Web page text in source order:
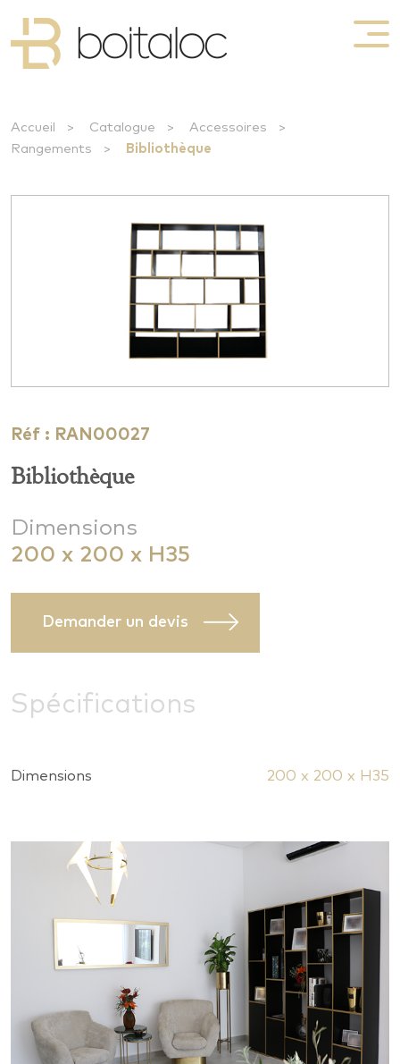
Accueil > Catalogue > Accessoires
>
Rangements
> Bibliothèque
Réf : RAN00027
Bibliothèque
Dimensions
200 x 200 x H35
Demander un devis
Spécifications
Dimensions 200 x 200 x H35